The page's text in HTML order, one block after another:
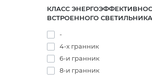
КЛАСС
ВСТРОЕННОГО СВЕТИЛЬНИКА
-
4-х гранник
6-и гранник
8-и гранник